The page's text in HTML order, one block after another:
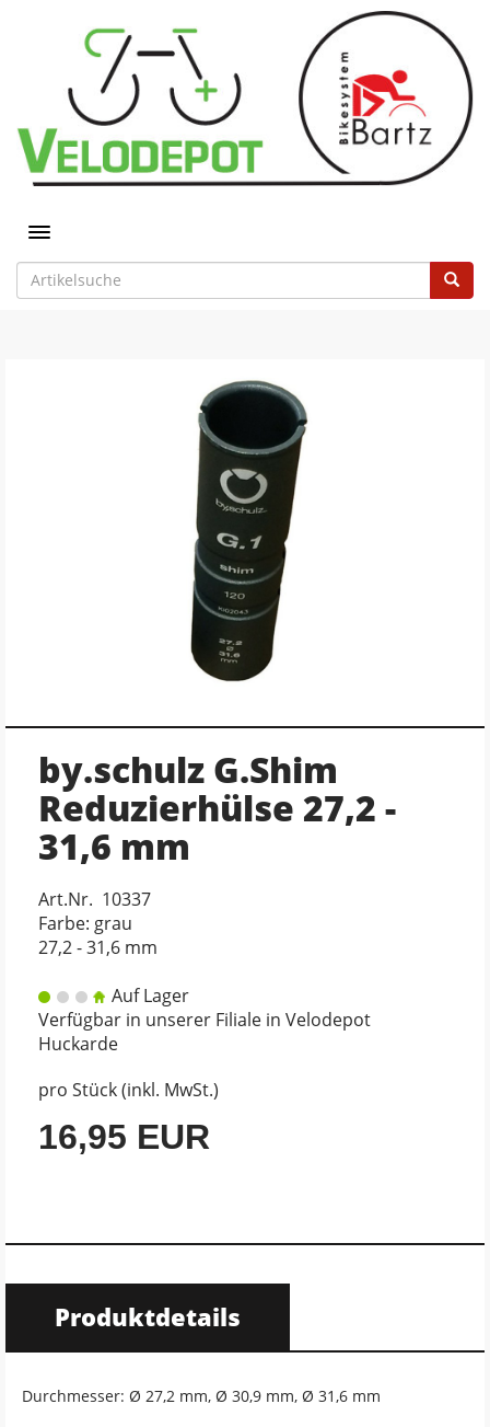
Toggle navigation
by.schulz G.Shim
Reduzierhülse 27,2 -
31,6 mm
Art.Nr. 10337
Farbe: grau
27,2 - 31,6 mm
Auf Lager
Verfügbar in unserer Filiale in Velodepot
Huckarde
pro Stück (inkl. MwSt.)
16,95 EUR
Produktdetails
Durchmesser: Ø 27,2 mm, Ø 30,9 mm, Ø 31,6 mm